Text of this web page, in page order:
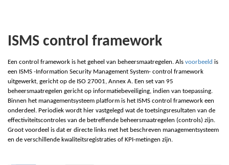
ISMS control framework
Een control framework is het geheel van beheersmaatregelen. Als voorbeeld is
een ISMS -Information Security Management System- control framework
uitgewerkt, gericht op de ISO 27001, Annex A. Een set van 95
beheersmaatregelen gericht op informatiebeveiliging, indien van toepassing.
Binnen het managementsysteem platform is het ISMS control framework een
onderdeel. Periodiek wordt hier vastgelegd wat de toetsingsresultaten van de
effectiviteitscontroles van de betreffende beheersmaatregelen (controls) zijn.
Groot voordeel is dat er directe links met het beschreven managementsysteem
en de verschillende kwaliteitsregistraties of KPI-metingen zijn.